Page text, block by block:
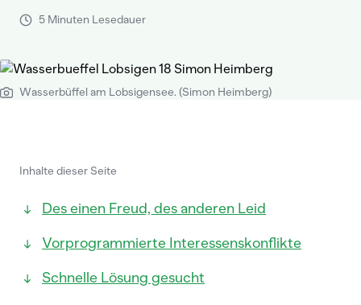
5 Minuten Lesedauer
Wasserbüffel am Lobsigensee. (Simon Heimberg)
Inhalte dieser Seite
Des einen Freud, des anderen Leid
Vorprogrammierte Interessenskonflikte
Schnelle Lösung gesucht